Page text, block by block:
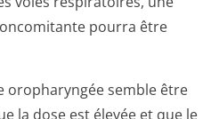
pourra être
oropharyngée semble être
la dose est élevée et que le